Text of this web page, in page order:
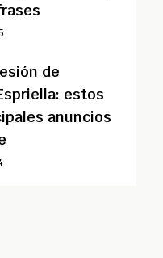
de
estos
anuncios